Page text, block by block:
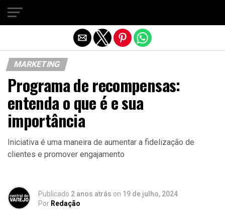
MARKETING
Programa de recompensas:
entenda o que é e sua
importância
Iniciativa é uma maneira de aumentar a fidelização de
clientes e promover engajamento
Publicado 2 anos atrás on 19 de julho, 2024
Por Redação